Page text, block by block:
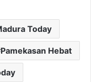
Today
Pamekasan Hebat